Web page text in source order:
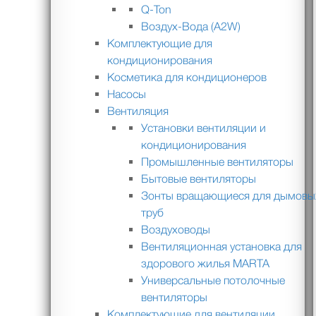
Q-Ton
Воздух-Вода (A2W)
Комплектующие для
кондиционирования
Косметика для кондиционеров
Насосы
Вентиляция
Установки вентиляции и
кондиционирования
Промышленные вентиляторы
Бытовые вентиляторы
Зонты вращающиеся для
труб
Воздуховоды
Вентиляционная установка для
здорового жилья MARTA
Универсальные потолочные
вентиляторы